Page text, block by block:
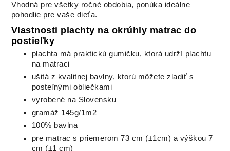
Vhodná pre všetky ročné obdobia, ponúka ideálne
pohodlie pre vaše dieťa.
Vlastnosti plachty na okrúhly matrac do
postieľky
plachta má praktickú gumičku, ktorá udrží plachtu
na matraci
ušitá z kvalitnej bavlny, ktorú môžete zladiť s
posteľnými obliečkami
vyrobené na Slovensku
gramáž 145g/1m2
100% bavlna
pre matrac s priemerom 73 cm (±1cm) a výškou 7
cm (±1 cm)